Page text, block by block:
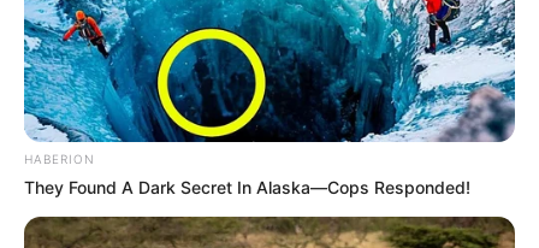
HABERION
They Found A Dark Secret In Alaska—Cops Responded!